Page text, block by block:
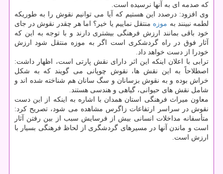
که صدمه ای به آنها نرسیده است.
وی افزود: درصدد این هستیم که آیا می توانیم نقوش را به طوریکه
لطمه نبینند به موزه منتقل نماییم یا خیر؟ اما هر چقدر نقوش در جای
خود باقی بمانند ارزش فرهنگی بیشتری دارند و با توجه به این که
آثار فوق در راه گردشکری است اگر به موزه منتقل شود ارزش
خودرا از دست خواهد داد.
ترابی با اعلان اینکه این اثر دارای نقش پارتی است، اظهار داشت:
اصطلاحاً به این نقش ها، نقوش چوپانی می گویند که به شکل
خراش بوده و به نقوش بزسانان و سگ سانان هم شناخته شده اند و
شامل نقش های حیوانی، گیاهی و هندسی هستند.
معاون میراث فرهنگی استان همدان با اشاره به اینکه از این دست
نقوش در سراسر ارتفاعات زاگرس مشاهده می شود، تصریح کرد:
متأسفانه مداخلات انسانی بیش از فرسایش سبب از بین رفتن آثار
است و ماندن آنها در مسیرهای گردشگری از لحاظ فرهنگی بسیار با
ارزش است.